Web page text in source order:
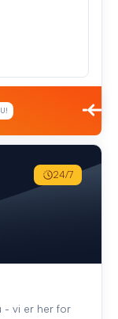
- vi er her for
24/7